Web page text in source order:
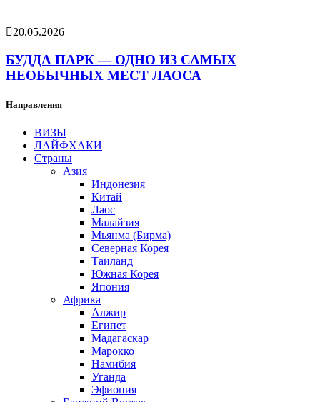
20.05.2026
БУДДА ПАРК — ОДНО ИЗ САМЫХ
НЕОБЫЧНЫХ МЕСТ ЛАОСА
Направления
ВИЗЫ
ЛАЙФХАКИ
Страны
Азия
Индонезия
Китай
Лаос
Малайзия
Мьянма (Бирма)
Северная Корея
Таиланд
Южная Корея
Япония
Африка
Алжир
Египет
Мадагаскар
Марокко
Намибия
Уганда
Эфиопия